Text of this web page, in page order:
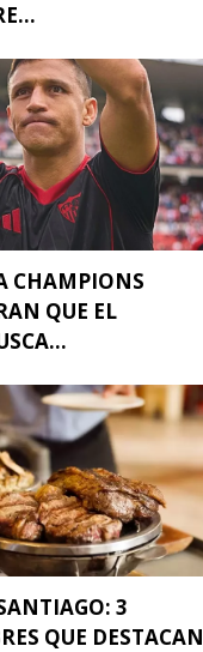
CHAMPIONS
QUE EL
3
QUE DESTACAN